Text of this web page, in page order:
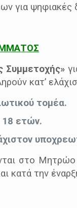
για ψηφιακές
Συμμετοχής»
κατ’
τομέα.
18 ετών.
στο Μητρώο
κατά την